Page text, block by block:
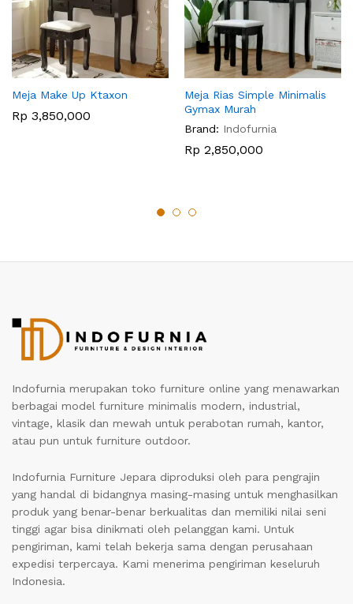
Meja Make Up Ktaxon
Rp 3,850,000
Meja Rias Simple Minimalis
Gymax Murah
Brand: Indofurnia
Rp 2,850,000
Indofurnia merupakan toko furniture online yang menawarkan
berbagai model furniture minimalis modern, industrial,
vintage, klasik dan mewah untuk perabotan rumah, kantor,
atau pun untuk furniture outdoor.
Indofurnia Furniture Jepara diproduksi oleh para pengrajin
yang handal di bidangnya masing-masing untuk menghasilkan
produk yang benar-benar berkualitas dan memiliki nilai seni
tinggi agar bisa dinikmati oleh pelanggan kami. Untuk
pengiriman, kami telah bekerja sama dengan perusahaan
expedisi terpercaya. Kami menerima pengiriman keseluruh
Indonesia.